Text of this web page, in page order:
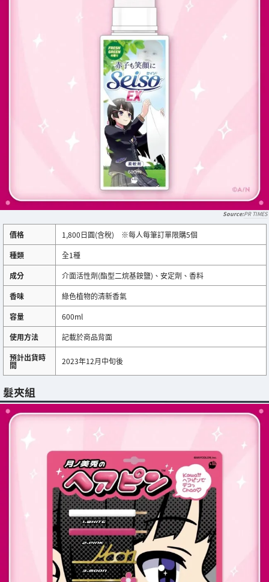
PR TIMES
價格
1,800日圓(含稅) ※每人每筆訂單限購5個
種類
全1種
成分
介面活性劑(酯型二烷基銨鹽)、安定劑、香料
香味
綠色植物的清新香氣
容量
600ml
使用方法
記載於商品背面
預計出貨時
間 2023年12月中旬後
髮夾組